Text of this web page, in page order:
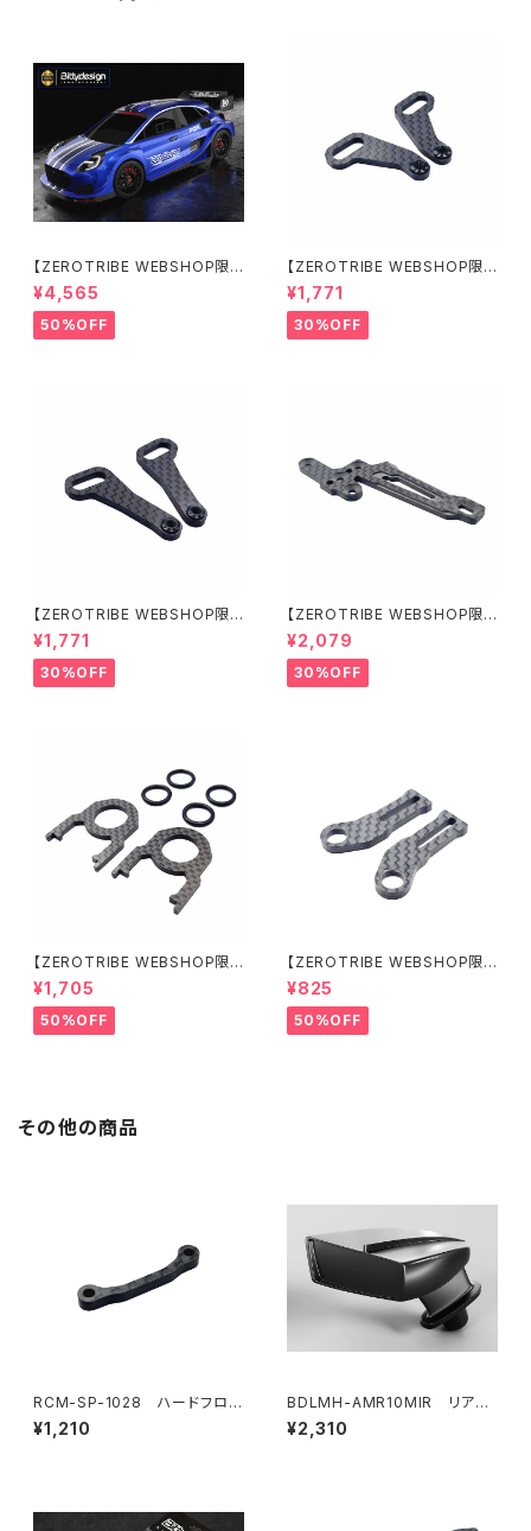
【ZEROTRIBE WEBSHOP限
定価格】BDRX-190P10R P1
0R クリアーボディ 1/10 ラリー
190mm ライトウェイト
¥4,565
50%OFF
【ZEROTRIBE WEBSHOP限
定価格】RCM-X4-CSAR カ
ーボンリアステアリングアームセ
ット XRAY X4用
¥1,771
30%OFF
【ZEROTRIBE WEBSHOP限
定価格】RCM-X4-CSAF カ
ーボンフロントステアリングアー
ムセット XRAY X4用
¥1,771
30%OFF
【ZEROTRIBE WEBSHOP限
定価格】RCM-X4-FSM-F G
eoCarbon フローティングフロ
ントサーボマウント XRAY X4用
¥2,079
30%OFF
【ZEROTRIBE WEBSHOP限
定価格】RCM-BD11-TSE カ
ーボンツィーク スティックエンド
プレートセット YOKOMO BD11
用
¥1,705
50%OFF
【ZEROTRIBE WEBSHOP限
定価格】RCM-HRP-ZX-BD10
LCE Horizontalリアポストボ
ディマウンティングエクステンシ
ョンプレート Yokomo BD10L
¥825
50%OFF
その他の商品
RCM-SP-1028 ハードフロン
トバルクヘッドフレックスブレー
ス(オプション)
¥1,210
BDLMH-AMR10MIR リアビ
ューミラーキット(LR) AMR10 L
MHボディ用
¥2,310